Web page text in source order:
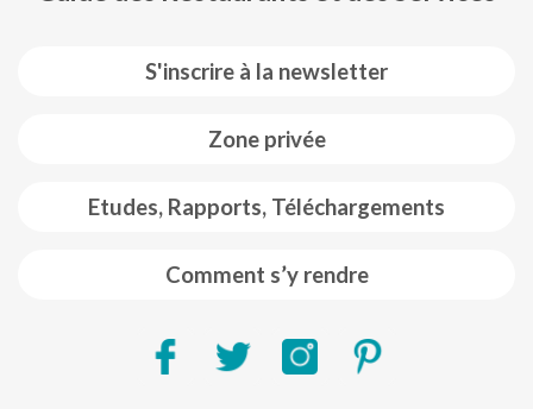
S'inscrire à la newsletter
Zone privée
Etudes, Rapports, Téléchargements
Comment s’y rendre